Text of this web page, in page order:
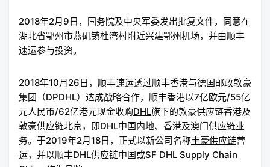
2018年2月9日，国务院及中央军委发出批复文件，同意在
湖北省鄂州市燕矶镇杜湾村附近兴建鄂州机场，并由顺丰
速运参与投资。
2018年10月26日， 顺丰速运透过顺丰香港与德国邮政敦豪
集团（DPDHL）达成战略合作，顺丰香港以7亿欧元/55亿
元人民币/62亿港元现金收购DHL旗下的敦豪供应链香港及
敦豪供应链北京，即DHL中国内地、香港及澳门供应链业
务。于2019年2月18日，正式以新公司名称丰豪供应链营
运，并以顺丰DHL供应链中国或SF DHL Supply Chain